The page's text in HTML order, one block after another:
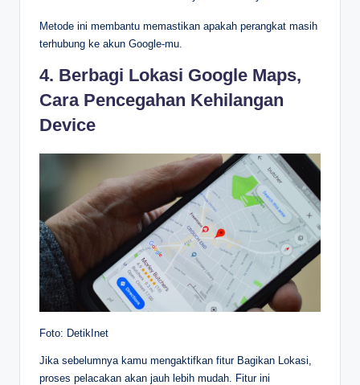
Metode ini membantu memastikan apakah perangkat masih
terhubung ke akun Google-mu.
4. Berbagi Lokasi Google Maps,
Cara Pencegahan Kehilangan
Device
Foto: DetikInet
Jika sebelumnya kamu mengaktifkan fitur Bagikan Lokasi,
proses pelacakan akan jauh lebih mudah. Fitur ini